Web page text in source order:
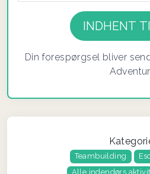
Din forespørgsel bliver
Teambuilding
Alle indendørs